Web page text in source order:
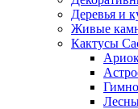
Деревья и
Живые
Кактусы